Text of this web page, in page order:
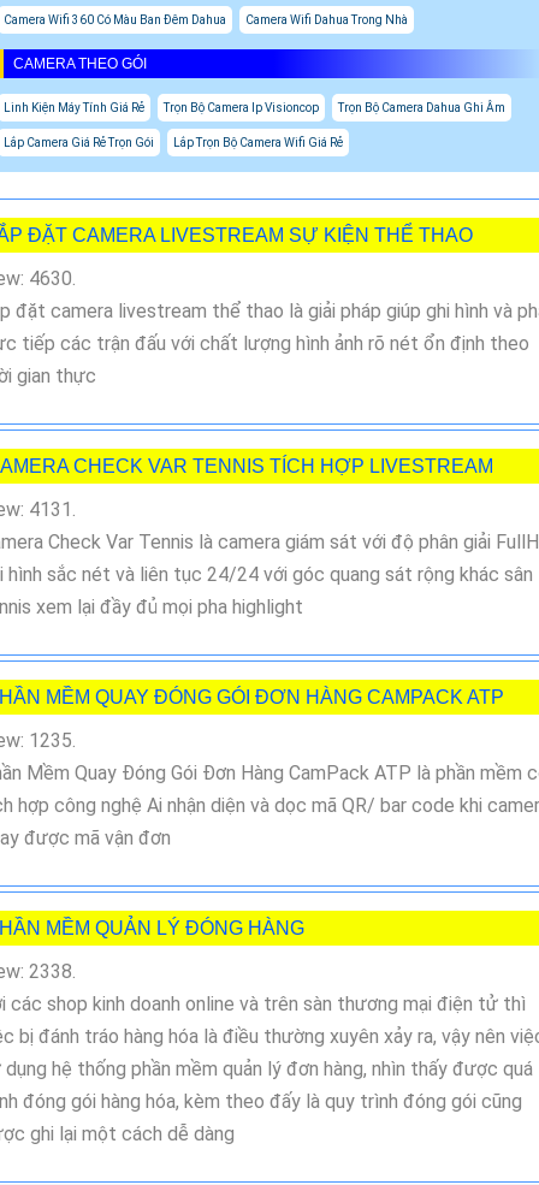
Camera Wifi 360 Có Màu Ban Đêm Dahua Camera Wifi Dahua Trong Nhà
CAMERA THEO GÓI
Linh Kiện Máy Tính Giá Rẻ Trọn Bộ Camera Ip Visioncop Trọn Bộ Camera Dahua Ghi Âm
Lắp Camera Giá Rẻ Trọn Gói Lắp Trọn Bộ Camera Wifi Giá Rẻ
ĐẶT CAMERA LIVESTREAM SỰ KIỆN THỂ THAO
4630.
đặt camera livestream thể thao là giải pháp giúp ghi hình và
tiếp các trận đấu với chất lượng hình ảnh rõ nét ổn định theo
gian thực
CHECK VAR TENNIS TÍCH HỢP LIVESTREAM
4131.
Check Var Tennis là camera giám sát với độ phân giải
hình sắc nét và liên tục 24/24 với góc quang sát rộng khác sân
xem lại đầy đủ mọi pha highlight
MỀM QUAY ĐÓNG GÓI ĐƠN HÀNG CAMPACK ATP
1235.
Mềm Quay Đóng Gói Đơn Hàng CamPack ATP là phần mềm
hợp công nghệ Ai nhận diện và dọc mã QR/ bar code khi
được mã vận đơn
MỀM QUẢN LÝ ĐÓNG HÀNG
2338.
các shop kinh doanh online và trên sàn thương mại điện tử thì
bị đánh tráo hàng hóa là điều thường xuyên xảy ra, vậy nên
dụng hệ thống phần mềm quản lý đơn hàng, nhìn thấy được quá
đóng gói hàng hóa, kèm theo đấy là quy trình đóng gói cũng
ghi lại một cách dễ dàng